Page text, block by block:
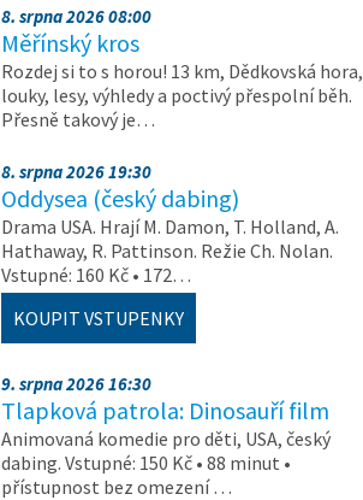
8. srpna 2026 08:00
Měřínský kros
Rozdej si to s horou! 13 km, Dědkovská hora,
louky, lesy, výhledy a poctivý přespolní běh.
Přesně takový je…
8. srpna 2026 19:30
Oddysea (český dabing)
Drama USA. Hrají M. Damon, T. Holland, A.
Hathaway, R. Pattinson. Režie Ch. Nolan.
Vstupné: 160 Kč • 172…
KOUPIT VSTUPENKY
9. srpna 2026 16:30
Tlapková patrola: Dinosauří film
Animovaná komedie pro děti, USA, český
dabing. Vstupné: 150 Kč • 88 minut •
přístupnost bez omezení …